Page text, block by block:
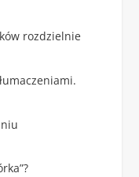
rozdzielnie